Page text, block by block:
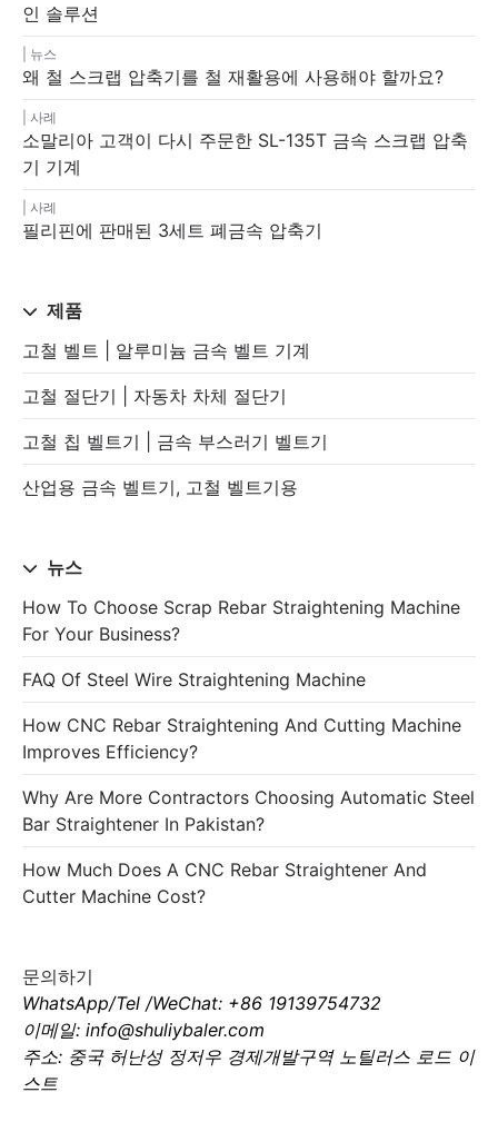
인 솔루션
뉴스
왜 철 스크랩 압축기를 철 재활용에 사용해야 할까요?
사례
소말리아 고객이 다시 주문한 SL-135T 금속 스크랩 압축
기 기계
사례
필리핀에 판매된 3세트 폐금속 압축기
제품
고철 벨트 | 알루미늄 금속 벨트 기계
고철 절단기 | 자동차 차체 절단기
고철 칩 벨트기 | 금속 부스러기 벨트기
산업용 금속 벨트기, 고철 벨트기용
뉴스
How To Choose Scrap Rebar Straightening Machine
For Your Business?
FAQ Of Steel Wire Straightening Machine
How CNC Rebar Straightening And Cutting Machine
Improves Efficiency?
Why Are More Contractors Choosing Automatic Steel
Bar Straightener In Pakistan?
How Much Does A CNC Rebar Straightener And
Cutter Machine Cost?
문의하기
WhatsApp/Tel /WeChat: +86 19139754732
이메일: info@shuliybaler.com
주소: 중국 허난성 정저우 경제개발구역 노틸러스 로드 이
스트